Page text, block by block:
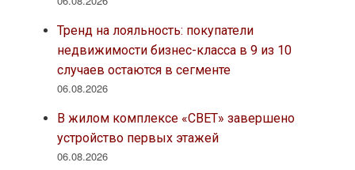
06.08.2026
Бизнес-центр ЭИР от «Текта Групп» стал
победителем The International Architecture
Awards 2026
06.08.2026